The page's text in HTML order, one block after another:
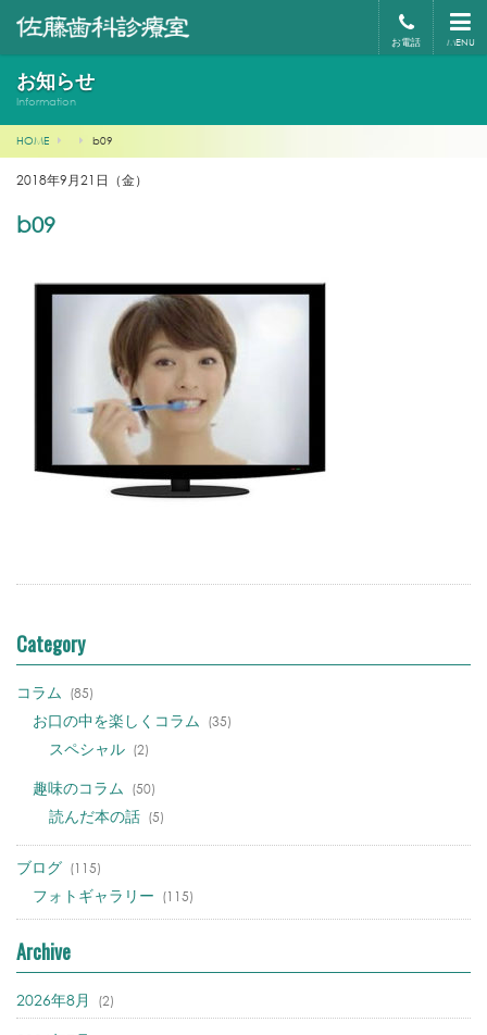
MENU
お電話
お知らせ
Information
HOME b09
2018年9月21日（金）
b09
Category
コラム (85)
お口の中を楽しくコラム (35)
スペシャル (2)
趣味のコラム (50)
読んだ本の話 (5)
ブログ (115)
フォトギャラリー (115)
Archive
2026年8月 (2)